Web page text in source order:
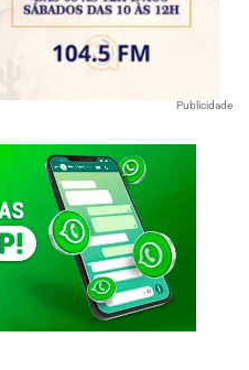
Publicidade